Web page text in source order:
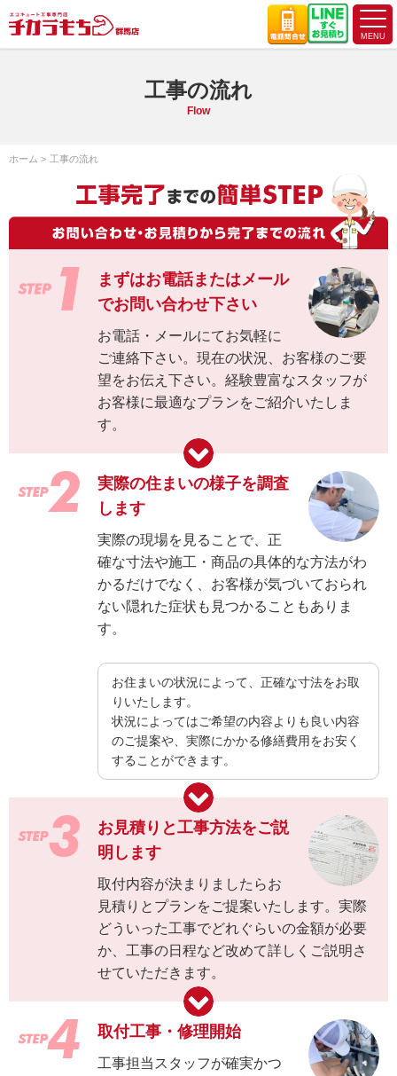
工事の流れ
Flow
ホーム 工事の流れ
まずはお電話またはメール
でお問い合わせ下さい
お電話・メールにてお気軽に
ご連絡下さい。現在の状況、お客様のご要
望をお伝え下さい。経験豊富なスタッフが
お客様に最適なプランをご紹介いたしま
す。
実際の住まいの様子を調査
します
実際の現場を見ることで、正
確な寸法や施工・商品の具体的な方法がわ
かるだけでなく、お客様が気づいておられ
ない隠れた症状も見つかることもありま
す。
お住まいの状況によって、正確な寸法をお取
りいたします。
状況によってはご希望の内容よりも良い内容
のご提案や、実際にかかる修繕費用をお安く
することができます。
お見積りと工事方法をご説
明します
取付内容が決まりましたらお
見積りとプランをご提案いたします。実際
どういった工事でどれぐらいの金額が必要
か、工事の日程など改めて詳しくご説明さ
せていただきます。
取付工事・修理開始
工事担当スタッフが確実かつ